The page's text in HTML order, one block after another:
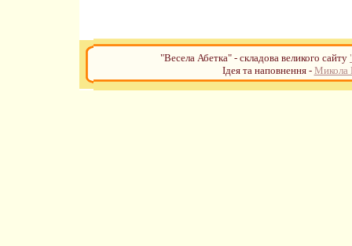
"Весела Абетка" - складова великого сайту
Ідея та наповнення -